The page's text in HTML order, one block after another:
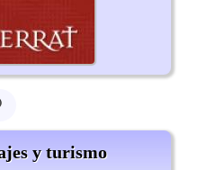
y turismo